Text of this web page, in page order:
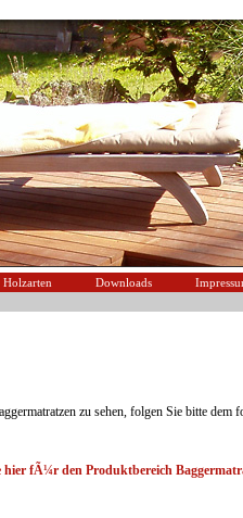
Holzarten Downloads
zu sehen, folgen Sie bitte dem
fÃ¼r den Produktbereich